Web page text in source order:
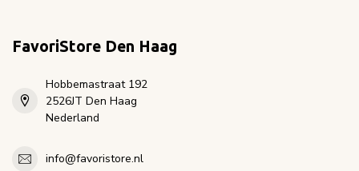
FavoriStore Den Haag
Hobbemastraat 192
2526JT Den Haag
Nederland
info@favoristore.nl